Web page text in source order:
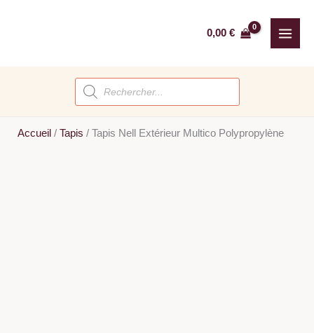
0,00 €
Recherche
de
produits
Accueil / Tapis / Tapis Nell Extérieur Multico Polypropylène